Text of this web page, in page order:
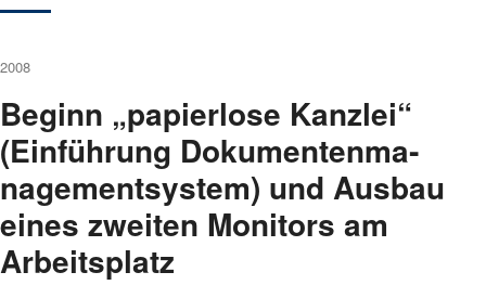
2008
Beginn „papier­lo­se Kanz­lei“
(Ein­füh­rung Doku­men­ten­ma­
nage­ment­sys­tem) und Aus­bau
eines zwei­ten Moni­tors am
Arbeits­platz